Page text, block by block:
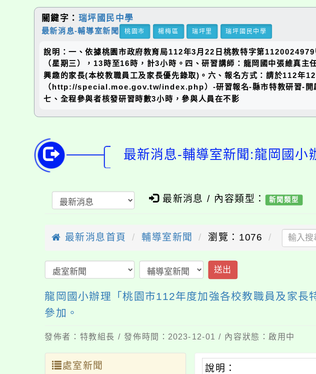
關鍵字： 瑞坪國民中學
最新消息-輔導室新聞 桃園市 楊梅區 瑞坪里 瑞坪國民中學
說明：一、依據桃園市政府教育局112年3月22日桃教特字第
（星期三），13時至16時，計3小時。四、研習講師：龍岡國中張維真
興趣的家長(本校教職員工及家長優先錄取)。六、報名方式：請於112年
（http://special.moe.gov.tw/index.php）-研習報名-縣市特教研習-開
七、全程參與者核發研習時數3小時，參與人員在不影
最新消息-輔導室新聞:龍岡國小
最新消息 / 內容類型： 新聞類型
最新消息首頁 輔導室新聞 瀏覽：1076
送出
龍岡國小辦理「桃園市112年度加強各校教職員及家
參加。
發佈者：特教組長 / 發佈時間：2023-12-01 / 內容狀態：啟用中
處室新聞 說明：